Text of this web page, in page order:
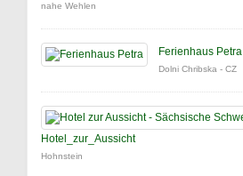
nahe Wehlen
Ferienhaus Petra
Dolni Chribska - CZ
Hotel_zur_Aussicht
Hohnstein